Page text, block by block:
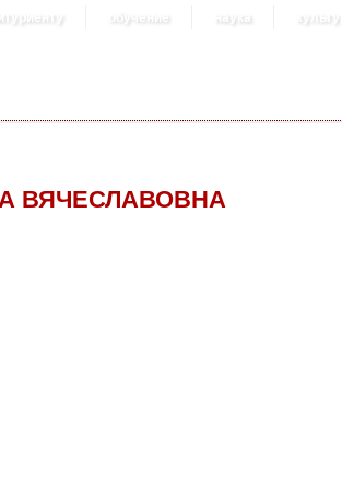
обучение наука
ВЯЧЕСЛАВОВНА